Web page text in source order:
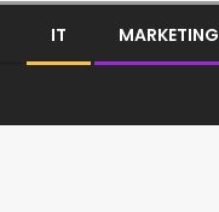
IT MARKETING